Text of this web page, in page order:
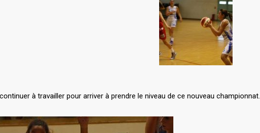
à travailler pour arriver à prendre le niveau de ce nouveau championnat.